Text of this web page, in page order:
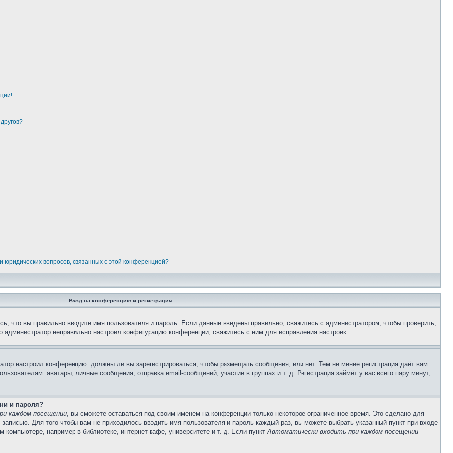
юридических вопросов, связанных с этой конференцией?
Вход на конференцию и регистрация
что вы правильно вводите имя пользователя и пароль. Если данные введены правильно, свяжитесь с администратором, чтобы проверить,
неправильно настроил конфигурацию конференции, свяжитесь с ним для исправления настроек.
настроил конференцию: должны ли вы зарегистрироваться, чтобы размещать сообщения, или нет. Тем не менее регистрация даёт вам
аватары, личные сообщения, отправка email-сообщений, участие в группах и т. д. Регистрация займёт у вас всего пару минут,
и пароля?
каждом посещении, вы сможете оставаться под своим именем на конференции только некоторое ограниченное время. Это сделано для
записью. Для того чтобы вам не приходилось вводить имя пользователя и пароль каждый раз, вы можете выбрать указанный пункт при входе
например в библиотеке, интернет-кафе, университете и т. д. Если пунктАвтоматически входить при каждом посещении